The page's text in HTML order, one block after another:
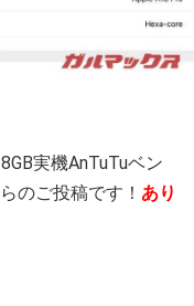
実機AnTuTuベン
のご投稿です！ あり